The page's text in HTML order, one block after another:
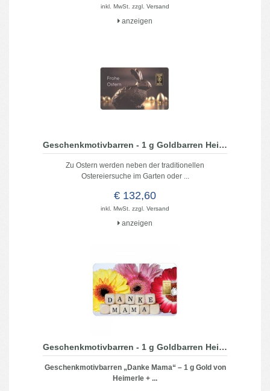
anzeigen
inkl. MwSt. zzgl. Versand
Geschenkmotivbarren - 1 g Goldbarren Heimerle - Frohe Ostern
Zu Ostern werden neben der traditionellen
Ostereiersuche im Garten oder ...
€ 132,60
anzeigen
inkl. MwSt. zzgl. Versand
Geschenkmotivbarren - 1 g Goldbarren Heimerle + Meule - Danke Mama
Geschenkmotivbarren „Danke Mama“ – 1 g Gold von
Heimerle + ...